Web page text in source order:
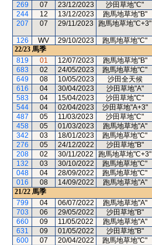
269
07 23/12/2023 沙田草地"C"
244
12 13/12/2023 跑馬地草地"B"
207
07 29/11/2023 跑馬地草地"C+3"
126 WV 29/10/2023 跑馬地草地"C"
22/23 馬季
819
01 12/07/2023 跑馬地草地"B"
683
02 24/05/2023 跑馬地草地"C"
649
08 10/05/2023 沙田全天候
616
04 30/04/2023 沙田草地"A"
583
04 15/04/2023 沙田草地"C"
544
04 02/04/2023 沙田草地"A+3"
487
05 11/03/2023 沙田草地"C"
458
05 01/03/2023 跑馬地草地"A"
342
03 18/01/2023 跑馬地草地"C"
276
05 24/12/2022 沙田草地"B"
208
02 30/11/2022 跑馬地草地"C+3"
132
03 30/10/2022 跑馬地草地"C"
048
04 28/09/2022 跑馬地草地"C"
016
08 14/09/2022 跑馬地草地"A"
21/22 馬季
799
04 06/07/2022 跑馬地草地"A"
703
06 29/05/2022 沙田草地"B"
660
09 11/05/2022 跑馬地草地"A"
631
09 01/05/2022 沙田草地"B"
600
07 20/04/2022 跑馬地草地"C"